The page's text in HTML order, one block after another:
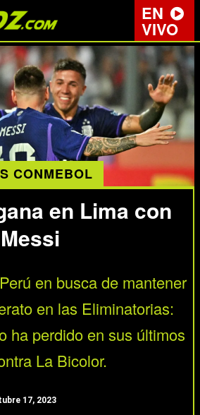
EN
VIVO
CONMEBOL
en Lima con
en busca de mantener
en las Eliminatorias:
ha perdido en sus últimos
La Bicolor.
17, 2023